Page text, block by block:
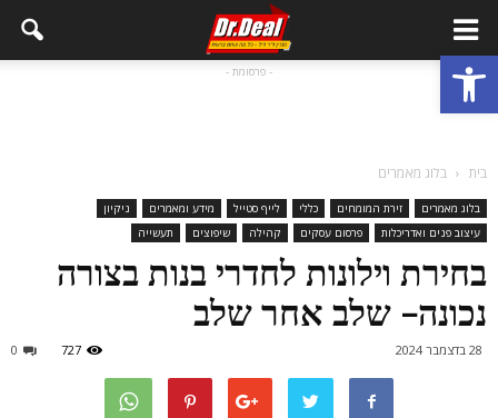
פתח סרגל נגישות - פרסומת -
בית בלוג מאמרים
בלוג מאמרים זירת המומחים כללי לייף סטייל מידע ומאמרים
ניקיון
עיצוב פנים ואדריכלות
פרסום עסקים קהילה שיפוצים תעשייה
בחירת וילונות לחדרי בנות בצורה
נכונה- שלב אחר שלב
28 בדצמבר 2024 0 727